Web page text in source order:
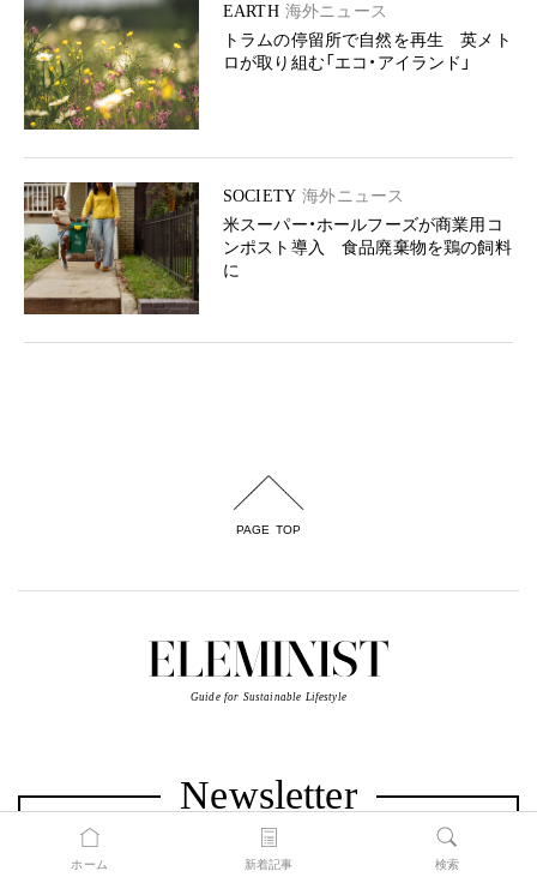
EARTH 海外ニュース
トラムの停留所で自然を再生 英メト
ロが取り組む「エコ・アイランド」
SOCIETY 海外ニュース
米スーパー・ホールフーズが商業用コ
ンポスト導入 食品廃棄物を鶏の飼料
に
PAGE TOP
Guide for Sustainable Lifestyle
Newsletter
ホーム 新着記事 検索